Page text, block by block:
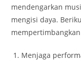
mendengarkan
mengisi daya.
Menjaga